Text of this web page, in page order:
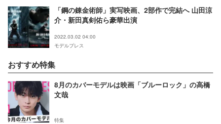
「鋼の錬金術師」実写映画、2部作で完結へ 山田涼
介・新田真剣佑ら豪華出演
2022.03.02 04:00
モデルプレス
おすすめ特集
8月のカバーモデルは映画「ブルーロック」の高橋
文哉
特集